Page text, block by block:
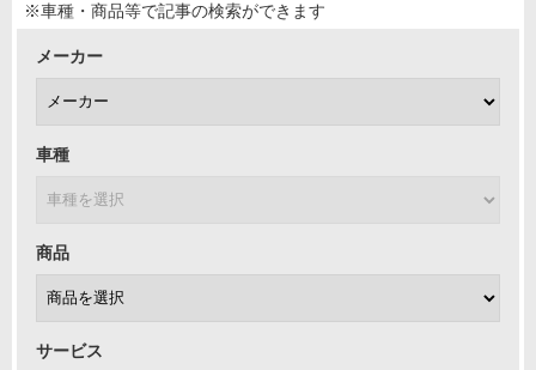
※車種・商品等で記事の検索ができます
メーカー
車種
商品
サービス